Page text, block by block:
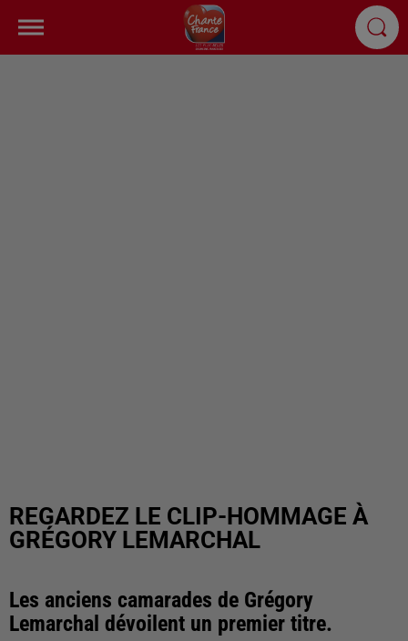
REGARDEZ LE CLIP-HOMMAGE À
GRÉGORY LEMARCHAL
Les anciens camarades de Grégory
Lemarchal dévoilent un premier titre.